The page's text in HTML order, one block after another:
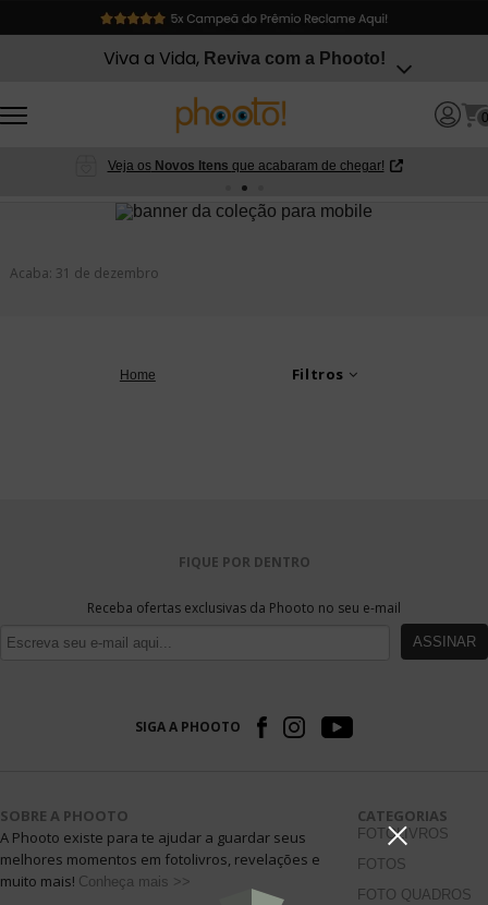
Viva a Vida, Reviva com a Phooto!
0
Veja osNovos Itens que acabaram de chegar!
Acaba: 31 de dezembro
Home Filtros
FIQUE POR DENTRO
Receba ofertas exclusivas da Phooto no seu e-mail
ASSINAR
SIGA A PHOOTO
SOBRE A PHOOTO
A Phooto existe para te ajudar a guardar seus
melhores momentos em fotolivros, revelações e
muito mais! Conheça mais >>
CATEGORIAS
FOTOLIVROS
FOTOS
FOTO QUADROS